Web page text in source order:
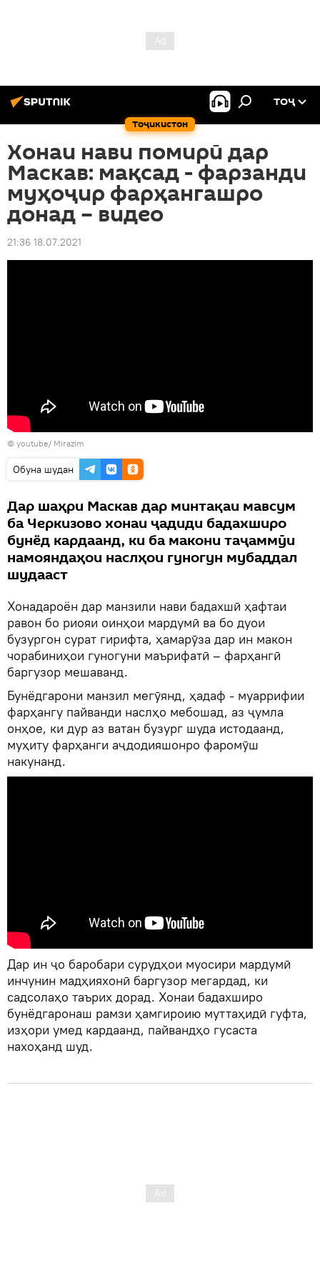
Тоҷикистон
ТОҶ
Хонаи нави помирӣ дар
Маскав: мақсад - фарзанди
муҳоҷир фарҳангашро
донад – видео
21:36 18.07.2021
© youtube/ Mirazim
Обуна шудан
Дар шаҳри Маскав дар минтақаи мавсум
ба Черкизово хонаи ҷадиди бадахширо
бунёд кардаанд, ки ба макони таҷаммӯи
намояндаҳои наслҳои гуногун мубаддал
шудааст
Хонадароён дар манзили нави бадахшӣ ҳафтаи
равон бо риояи оинҳои мардумӣ ва бо дуои
бузургон сурат гирифта, ҳамарӯза дар ин макон
чорабиниҳои гуногуни маърифатӣ – фарҳангӣ
баргузор мешаванд.
Бунёдгарони манзил мегӯянд, ҳадаф - муаррифии
фарҳангу пайванди наслҳо мебошад, аз ҷумла
онҳое, ки дур аз ватан бузург шуда истодаанд,
муҳиту фарҳанги аҷдодияшонро фаромӯш
накунанд.
Дар ин ҷо баробари сурудҳои муосири мардумӣ
инчунин мадҳияхонӣ баргузор мегардад, ки
садсолаҳо таърих дорад. Хонаи бадахширо
бунёдгаронаш рамзи ҳамгироию муттаҳидӣ гуфта,
изҳори умед кардаанд, пайвандҳо гусаста
нахоҳанд шуд.